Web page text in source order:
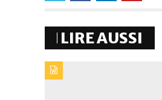
LIRE AUSSI